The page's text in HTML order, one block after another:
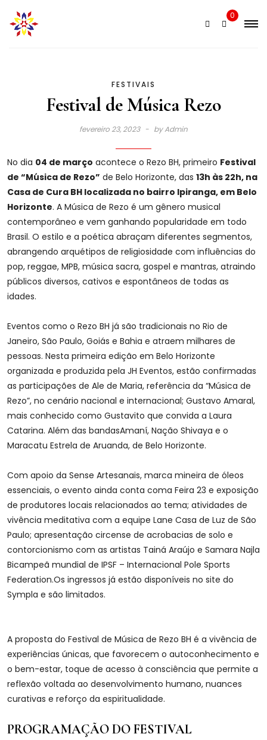
content
0
FESTIVAIS
Festival de Música Rezo
fevereiro 23, 2023 byAdmin
No dia 04 de março acontece o Rezo BH, primeiro Festival
de “Música de Rezo” de Belo Horizonte, das 13h às 22h, na
Casa de Cura BH localizada no bairro Ipiranga, em Belo
Horizonte. A Música de Rezo é um gênero musical
contemporâneo e vem ganhando popularidade em todo
Brasil. O estilo e a poética abraçam diferentes segmentos,
abrangendo arquétipos de religiosidade com influências do
pop, reggae, MPB, música sacra, gospel e mantras, atraindo
públicos diversos, cativos e espontâneos de todas as
idades.
Eventos como o Rezo BH já são tradicionais no Rio de
Janeiro, São Paulo, Goiás e Bahia e atraem milhares de
pessoas. Nesta primeira edição em Belo Horizonte
organizada e produzida pela JH Eventos, estão confirmadas
as participações de Ale de Maria, referência da “Música de
Rezo”, no cenário nacional e internacional; Gustavo Amaral,
mais conhecido como Gustavito que convida a Laura
Catarina. Além das bandasAmaní, Nação Shivaya e o
Maracatu Estrela de Aruanda, de Belo Horizonte.
Com apoio da Sense Artesanais, marca mineira de óleos
essenciais, o evento ainda conta coma Feira 23 e exposição
de produtores locais relacionados ao tema; atividades de
vivência meditativa com a equipe Lane Casa de Luz de São
Paulo; apresentação circense de acrobacias de solo e
contorcionismo com as artistas Tainá Araújo e Samara Najla
Bicampeã mundial de IPSF – Internacional Pole Sports
Federation.Os ingressos já estão disponíveis no site do
Sympla e são limitados.
A proposta do Festival de Música de Rezo BH é a vivência de
experiências únicas, que favorecem o autoconhecimento e
o bem-estar, toque de acesso à consciência que permite a
reflexão voltada ao desenvolvimento humano, nuances
curativas e reforço da espiritualidade.
PROGRAMAÇÃO DO FESTIVAL